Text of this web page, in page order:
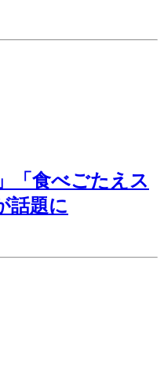
「食べごたえス
話題に